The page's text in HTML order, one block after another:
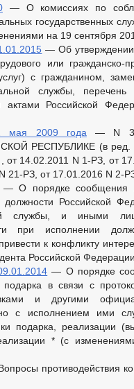
— О комиссиях по
государственных
на 19 сентября
— Об
или гражданско-
с гражданином,
службы, перечень
актами Российской
2009 года — N
РЕСПУБЛИКЕ (в ред.
от 14.02.2011 N 1-РЗ, от
21-РЗ, от 17.01.2016 N 2-
— О порядке сообщения
Российской
службы, и иными
при исполнении
к конфликту
Российской Федерации
— О порядке
в связи с
и другими
с исполнением ими
подарка, реализации
* (с
противодействия